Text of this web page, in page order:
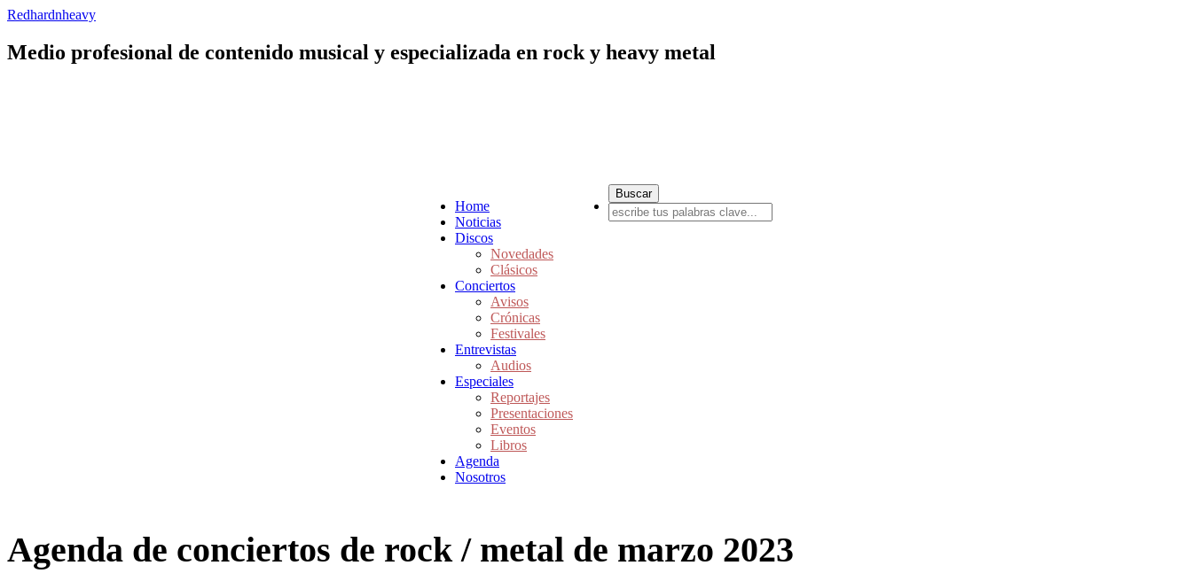
Redhardnheavy
Medio profesional de contenido musical y especializada en rock y heavy metal
Home
Noticias
Discos
Novedades
Clásicos
Conciertos
Avisos
Crónicas
Festivales
Entrevistas
Audios
Especiales
Reportajes
Presentaciones
Eventos
Libros
Agenda
Nosotros
Agenda de conciertos de rock / metal de marzo 2023